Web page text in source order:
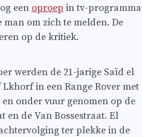
een oproep in tv-programma
om zich te melden. De
op de kritiek.
werden de 21-jarige Saïd el
in een Range Rover met
onder vuur genomen op de
en de Van Bossestraat. El
ter plekke in de